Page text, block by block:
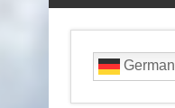
German